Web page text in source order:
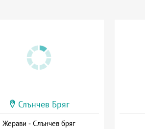
Слънчев Бряг
Жерави - Слънчев бряг